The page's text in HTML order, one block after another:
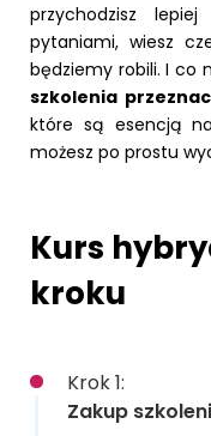
przychodzisz
pytaniami, wiesz
będziemy robili. I co
szkolenia
które są esencją
możesz po prostu
Kurs
kroku
Krok 1:
Zakup